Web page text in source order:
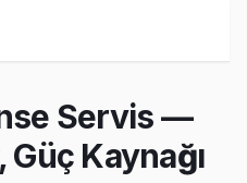
Servis —
Kaynağı